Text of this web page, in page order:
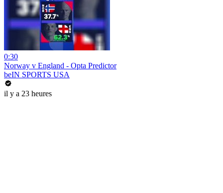
0:30
Norway v England - Opta Predictor
beIN SPORTS USA
il y a 23 heures